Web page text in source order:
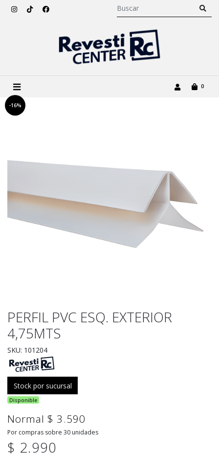
0
-16%
PERFIL PVC ESQ. EXTERIOR
4,75MTS
SKU: 101204
Stock por sucursal
Disponible
Normal $ 3.590
Por compras sobre 30 unidades
$ 2.990